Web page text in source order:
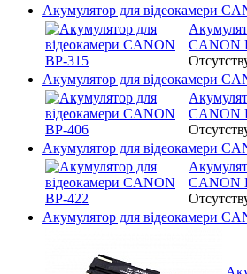
Акумулятор для відеокамери
CANON
Акумулятор для відеокамери
CANON
Акумулятор для відеокамери
CANON
Акумулятор для відеокамери